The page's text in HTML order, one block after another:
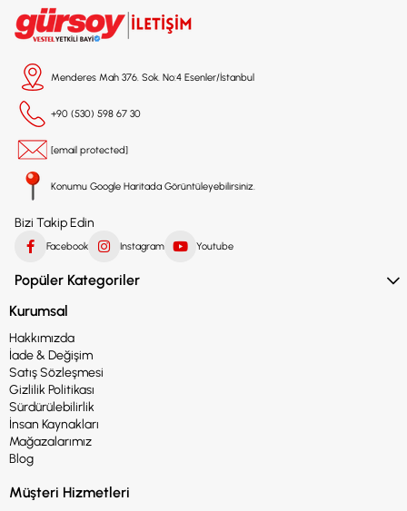
Menderes Mah 376. Sok. No:4 Esenler/İstanbul
+90 (530) 598 67 30
[email protected]
Konumu Google Haritada Görüntüleyebilirsiniz.
Bizi Takip Edin
Facebook Instagram Youtube
Popüler Kategoriler
Kurumsal
Hakkımızda
İade & Değişim
Satış Sözleşmesi
Gizlilik Politikası
Sürdürülebilirlik
İnsan Kaynakları
Mağazalarımız
Blog
Müşteri Hizmetleri